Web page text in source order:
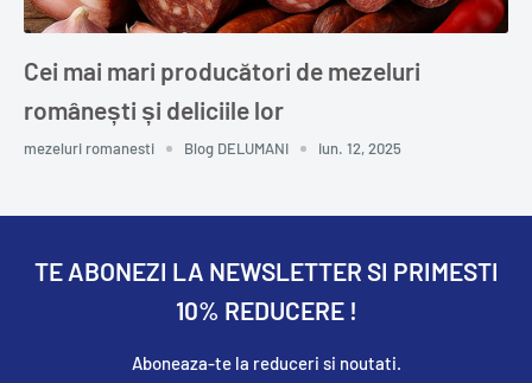
Cei mai mari producători de mezeluri
românești și deliciile lor
mezeluri romanesti Blog DELUMANI iun. 12, 2025
TE ABONEZI LA NEWSLETTER SI PRIMESTI
10% REDUCERE !
Aboneaza-te la reduceri si noutati.